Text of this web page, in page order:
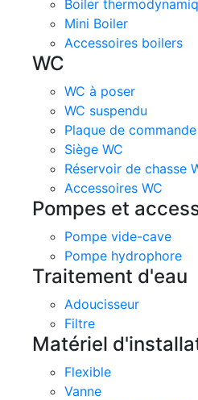
Boiler
Mini Boiler
Accessoires boilers
WC
WC à poser
WC suspendu
Plaque de commande
Siège WC
Réservoir de chasse
Accessoires WC
Pompes et
Pompe vide-cave
Pompe hydrophore
Traitement d'eau
Adoucisseur
Filtre
Matériel
Flexible
Vanne